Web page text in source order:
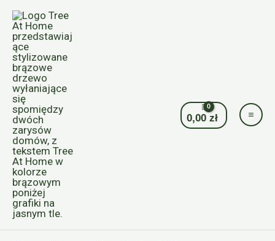
Przejdź
treści
0,00zł